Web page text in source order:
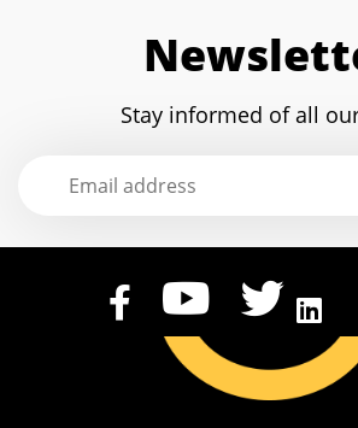
Stay informed of all